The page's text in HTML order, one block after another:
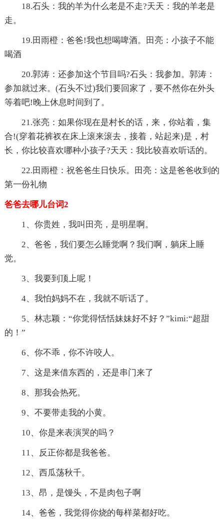
18.石头：我的羊为什么老是不走?天天：我的羊老是
走。
19.田雨橙：爸爸!我也想喝啤酒。田亮：小孩子不能
喝酒
20.郭涛：还参加这个节目吗?石头：我参加。郭涛：
参加就过来。(石头不过)我们要回家了，要不然你在外头
等着吧!晚上休息时间到了。
21.张亮：如果你现在是村长的话，来，你站着，集
合!(穿着花裤衩在床上滚来滚去，接着，站起来)是，村
长，你比较喜欢哪种小孩子?天天：我比较喜欢听话的。
22.田雨橙：祝爸爸生日快乐。田亮：这是爸爸收到的
第一份礼物
爸爸去哪儿台词2
1、你贵姓，我叫田亮，是明星啊。
2、爸爸，我们要怎么睡觉啊？我们啊，躺床上睡
觉。
3、我要到顶上呢！
4、我怕妈妈不在，我就不听话了。
5、林志颖：“你觉得恬恬妹妹好不好？”kimi:“超甜
的！”
6、你不乖，你不许咬人。
7、这是来借东西的，还是串门来了
8、那我会热死。
9、不要带走我的小黄。
10、你是来表演哭的吗？
11、反正你都是我爸爸。
12、西瓜荡秋千。
13、昂，是馒头，不是肉包子啊
14、爸爸，我觉得你烧的每样菜都好吃。